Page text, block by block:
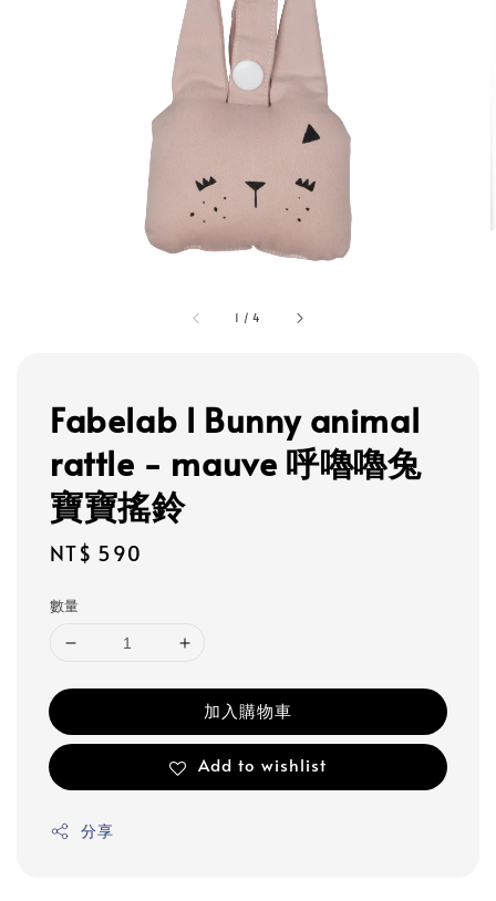
1 /4
Fabelab l Bunny animal
rattle - mauve 呼嚕嚕兔
寶寶搖鈴
Regular
NT$ 590
數量
加入購物車
Add to wishlist
分享